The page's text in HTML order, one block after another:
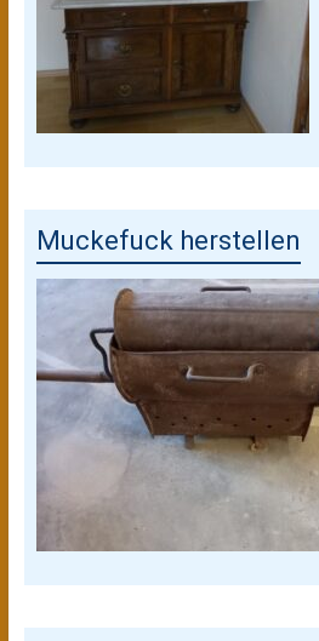
Muckefuck herstellen